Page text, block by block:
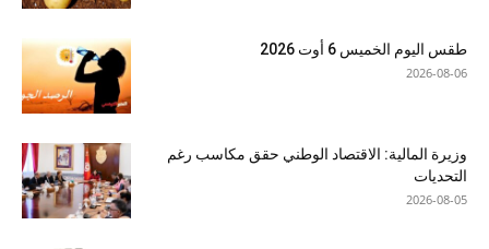
طقس اليوم الخميس 6 أوت 2026
2026-08-06
وزيرة المالية: الاقتصاد الوطني حقق مكاسب رغم
التحديات
2026-08-05